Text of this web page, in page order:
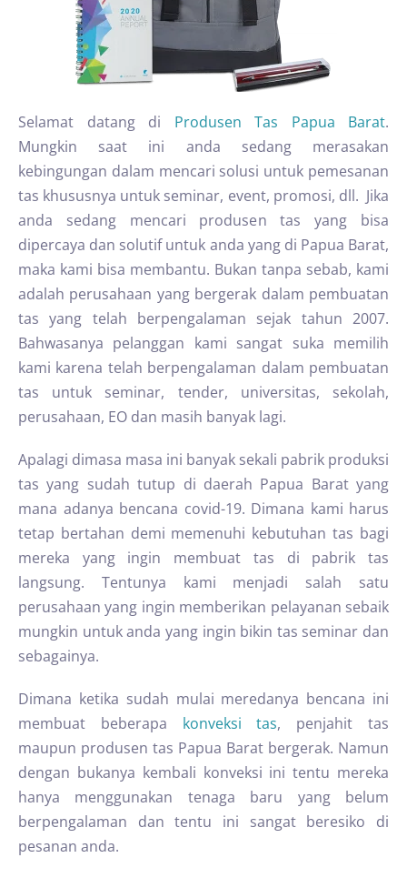
Selamat datang di Produsen Tas Papua Barat.
Mungkin saat ini anda sedang merasakan
kebingungan dalam mencari solusi untuk pemesanan
tas khususnya untuk seminar, event, promosi, dll. Jika
anda sedang mencari produsen tas yang bisa
dipercaya dan solutif untuk anda yang di Papua Barat,
maka kami bisa membantu. Bukan tanpa sebab, kami
adalah perusahaan yang bergerak dalam pembuatan
tas yang telah berpengalaman sejak tahun 2007.
Bahwasanya pelanggan kami sangat suka memilih
kami karena telah berpengalaman dalam pembuatan
tas untuk seminar, tender, universitas, sekolah,
perusahaan, EO dan masih banyak lagi.
Apalagi dimasa masa ini banyak sekali pabrik produksi
tas yang sudah tutup di daerah Papua Barat yang
mana adanya bencana covid-19. Dimana kami harus
tetap bertahan demi memenuhi kebutuhan tas bagi
mereka yang ingin membuat tas di pabrik tas
langsung. Tentunya kami menjadi salah satu
perusahaan yang ingin memberikan pelayanan sebaik
mungkin untuk anda yang ingin bikin tas seminar dan
sebagainya.
Dimana ketika sudah mulai meredanya bencana ini
membuat beberapa konveksi tas, penjahit tas
maupun produsen tas Papua Barat bergerak. Namun
dengan bukanya kembali konveksi ini tentu mereka
hanya menggunakan tenaga baru yang belum
berpengalaman dan tentu ini sangat beresiko di
pesanan anda.